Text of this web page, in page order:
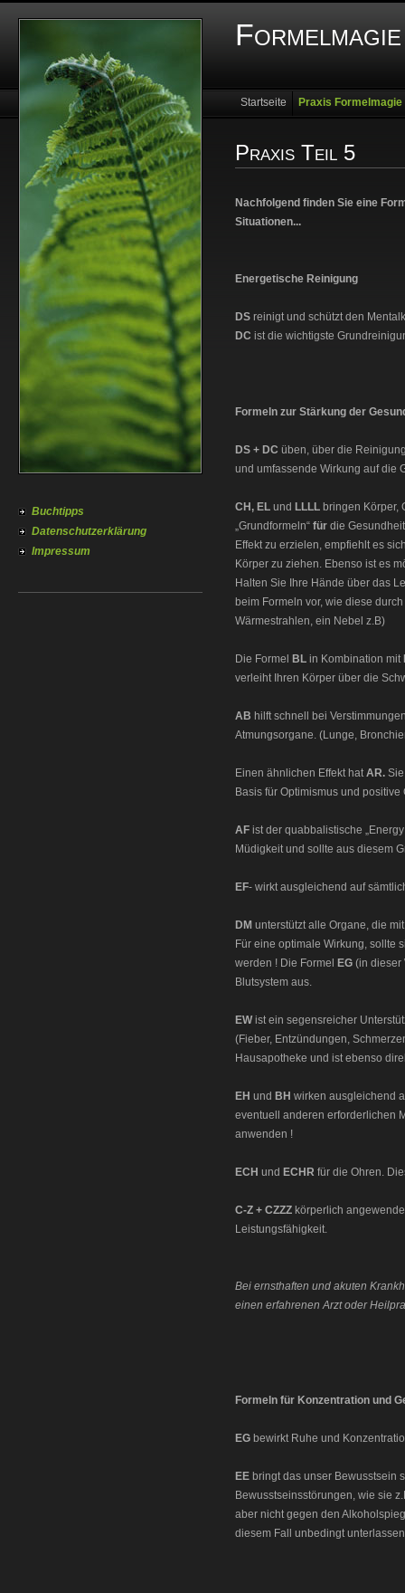
Buchtipps
Datenschutzerklärung
Impressum
Startseite Praxis Formelmagie
Praxis Teil 5
Nachfolgend finden Sie eine
Situationen...
Energetische Reinigung
DS reinigt und schützt den
DC ist die wichtigste
Formeln zur Stärkung der
DS + DC üben, über die
und umfassende Wirkung auf die
CH, EL und LLLL bringen Körper,
„Grundformeln“ für die
Effekt zu erzielen, empfiehlt es
Körper zu ziehen. Ebenso ist es
Halten Sie Ihre Hände über das
beim Formeln vor, wie diese
Wärmestrahlen, ein Nebel z.B)
Die Formel BL in Kombination mit
verleiht Ihren Körper über die
AB hilft schnell bei
Atmungsorgane. (Lunge,
Einen ähnlichen Effekt hatAR.
Basis für Optimismus und positive
AF ist der quabbalistische
Müdigkeit und sollte aus diesem
EF- wirkt ausgleichend auf
DM unterstützt alle Organe, die
Für eine optimale Wirkung, sollte
werden ! Die Formel
EG (in dieser
Blutsystem aus.
EWist ein segensreicher
(Fieber, Entzündungen,
Hausapotheke und ist ebenso
EH und BH wirken ausgleichend
eventuell anderen erforderlichen
anwenden !
ECH und ECHR für die Ohren.
C-Z + CZZZ körperlich
Leistungsfähigkeit.
Bei ernsthaften und akuten
einen erfahrenen Arzt oder
Formeln für Konzentration und
EG bewirkt Ruhe und
EE bringt das unser Bewusstsein
Bewusstseinsstörungen, wie sie
aber nicht gegen den
diesem Fall unbedingt